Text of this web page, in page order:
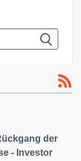
der
- Investor